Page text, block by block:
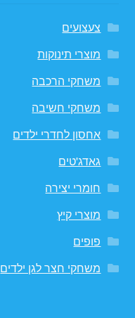
צעצועים
מוצרי תינוקות
משחקי הרכבה
משחקי חשיבה
אחסון לחדרי ילדים
גאדג'טים
חומרי יצירה
מוצרי קיץ
פופים
משחקי חצר לגן ילדים